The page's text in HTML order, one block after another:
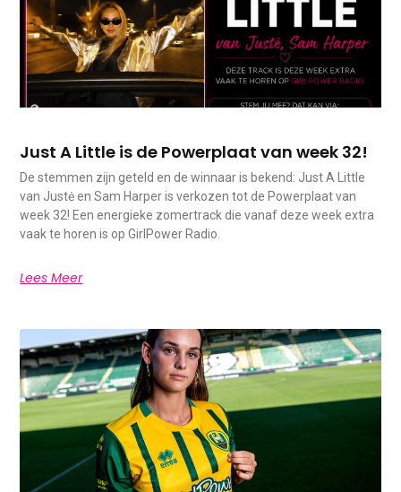
Just A Little is de Powerplaat van week 32!
De stemmen zijn geteld en de winnaar is bekend: Just A Little
van Justė en Sam Harper is verkozen tot de Powerplaat van
week 32! Een energieke zomertrack die vanaf deze week extra
vaak te horen is op GirlPower Radio.
Lees Meer